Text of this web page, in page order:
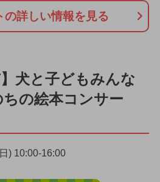
の詳しい情報を見る
】犬と子どもみんな
の絵本コンサー
) 10:00-16:00